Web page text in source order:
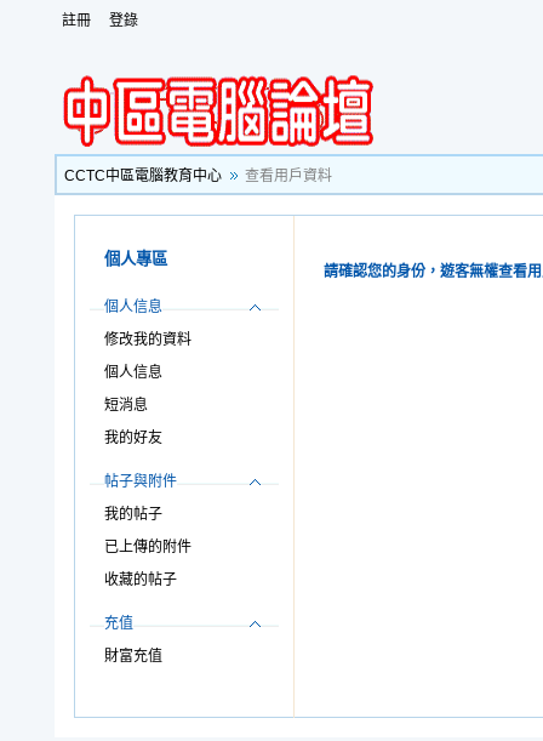
註冊 登錄
CCTC中區電腦教育中心 查看用戶資料
個人專區
個人信息
修改我的資料
個人信息
短消息
我的好友
帖子與附件
我的帖子
已上傳的附件
收藏的帖子
充值
財富充值
請確認您的身份，遊客無權查看